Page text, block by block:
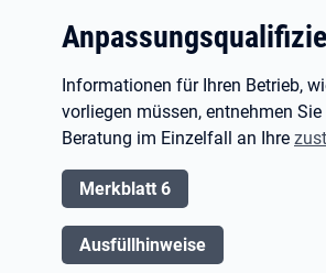
Informationen für Ihren Betrieb,
vorliegen müssen, entnehmen
Beratung im Einzelfall an Ihre
Merkblatt 6
Ausfüllhinweise